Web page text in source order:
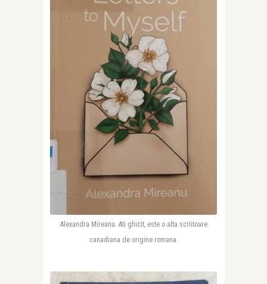
Alexandra Mireanu. Ati ghicit, este o alta scriitoare
canadiana de origine romana.